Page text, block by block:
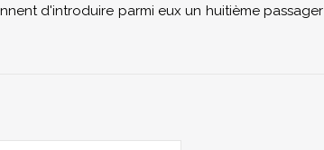
d'introduire parmi eux un huitième passager